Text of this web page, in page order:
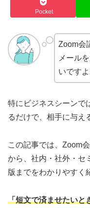
Pocket
Zoom会
メール
いですよ
特にビジネスシーンで
るだけで、相手に与え
この記事では、Zoom
から、社内・社外・セ
版までをわかりやすく
「短文で済ませたいと